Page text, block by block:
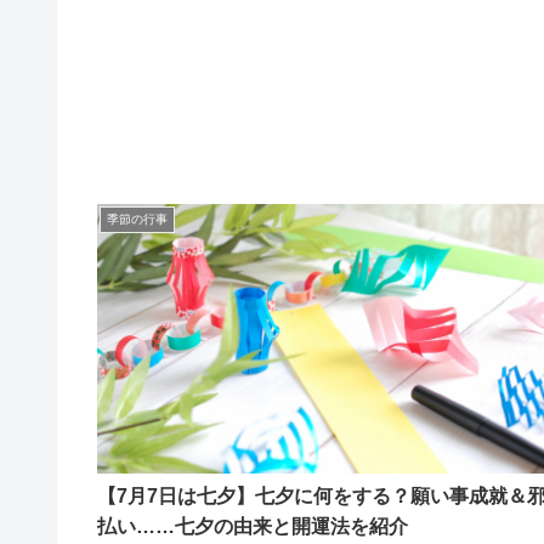
季節の行事
【7月7日は七夕】七夕に何をする？願い事成就＆
払い……七夕の由来と開運法を紹介